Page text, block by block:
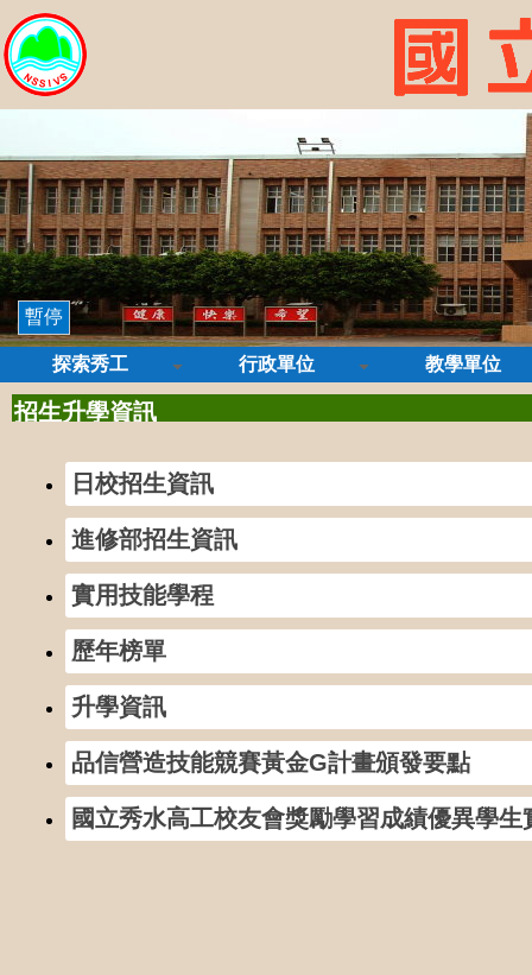
暫停
探索秀工 行政單位 教學單位
招生升學資訊
日校招生資訊
進修部招生資訊
實用技能學程
歷年榜單
升學資訊
品信營造技能競賽黃金G計畫頒發要點
國立秀水高工校友會獎勵學習成績優異學生